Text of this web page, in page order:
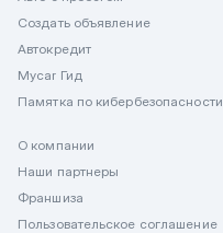
Создать объявление
Автокредит
Mycar Гид
Памятка по кибербезопасности
О компании
Наши партнеры
Франшиза
Пользовательское соглашение